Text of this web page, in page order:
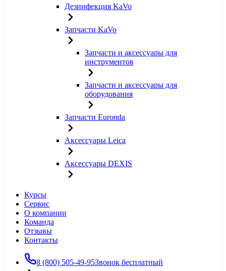
Дезинфекция KaVo
Запчасти KaVo
Запчасти и аксессуары для
инструментов
Запчасти и аксессуары для
оборудования
Запчасти Euronda
Аксессуары Leica
Аксессуары DEXIS
Курсы
Сервис
О компании
Команда
Отзывы
Контакты
8 (800) 505-49-95Звонок бесплатный